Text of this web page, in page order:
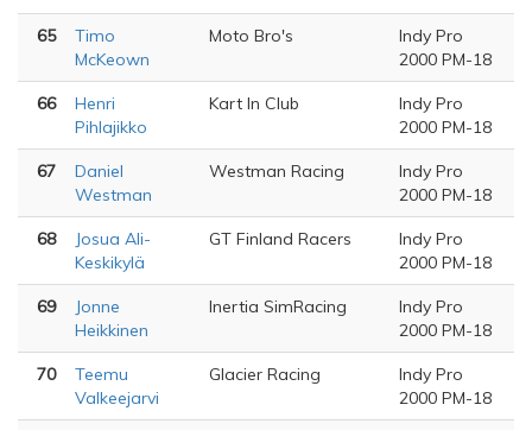
65
Timo
McKeown
Moto Bro's
Indy Pro
2000 PM-18
66
Henri
Pihlajikko
Kart In Club
Indy Pro
2000 PM-18
67
Daniel
Westman
Westman Racing
Indy Pro
2000 PM-18
68
Josua Ali-
Keskikylä
GT Finland Racers
Indy Pro
2000 PM-18
69
Jonne
Heikkinen
Inertia SimRacing
Indy Pro
2000 PM-18
70
Teemu
Valkeejarvi
Glacier Racing
Indy Pro
2000 PM-18